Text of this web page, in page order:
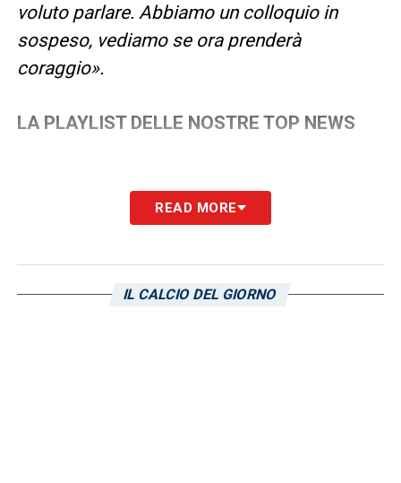
voluto parlare. Abbiamo un colloquio in
sospeso, vediamo se ora prenderà
coraggio».
LA PLAYLIST DELLE NOSTRE TOP NEWS
READ MORE
IL CALCIO DEL GIORNO